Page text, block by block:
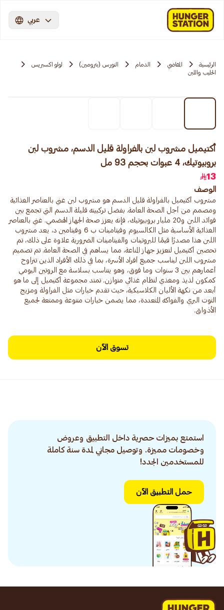
عربي
الرئيسية المقاضي الدمام النورس (بترومين)
لولو اكسبريس
الحليب واللبن
أكتيميل مشروب لبن بالفراولة قليل الدسم، مشروب لبن
بروبيوتيك، 4 عبوات بحجم 93 مل
13
الوصف
مشروب أكتيميل بالفراولة قليل الدسم هو مشروب لبن غني بالعناصر الغذائية
ومصمم من أجل الصحة العامة. بفضل تركيبته قليلة الدسم التي تجمع بين
فوائد اللبن و20 مليار بروبيوتيك، فإنه يعزز صحة الجهاز الهضمي. غني بالعناصر
الغذائية الأساسية مثل الكالسيوم وفيتامينات ب 6 وفيتامين د، يعد مشروب
اللبن هذا مصدرًا قيمًا للبروتينات والفيتامينات الضرورية علاوة على ذلك، تم
تحصين أكتيميل لتعزيز جهاز المناعة، مما يساهم في الصحة العامة. تم تصميم
مشروب اللبن ليناسب جميع أفراد الأسرة، بما في ذلك الأفراد الذين تتراوح
أعمارهم بين 3 سنوات وما فوق، وهو يتناسب بسلاسة مع الروتين اليومي
كمكون لذيذ ومغذي لنظام غذائي متوازن. تمتد مجموعة أكتيميل إلى ما هو
أبعد من نكهة الألبان الكلاسيكية، حيث تقدم خيارات مثل الفراولة ومزيج
التوت البري والفواكه المتعددة، مما يضمن خيارات متنوعة وممتعة لجميع
الأذواق.
تسوق الآن
استمتع بميزات حصرية داخل التطبيق وعروض
وخصومات مميزة. وتوصيل مجاني لمدة سنة كاملة
للمستخدمين الجدد!
حمل التطبيق الآن